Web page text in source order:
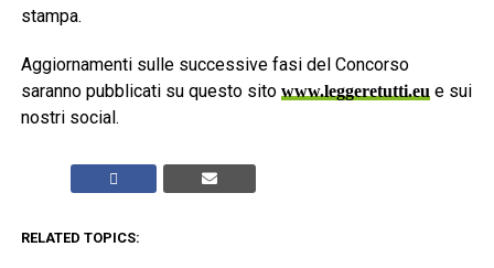
stampa.
Aggiornamenti sulle successive fasi del Concorso
saranno pubblicati su questo sito www.leggeretutti.eue sui
nostri social.
RELATED TOPICS: